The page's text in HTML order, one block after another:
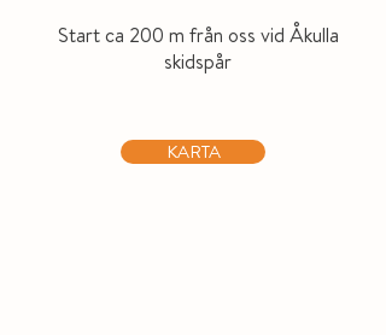
Start ca 200 m från oss vid Åkulla
skidspår
KARTA